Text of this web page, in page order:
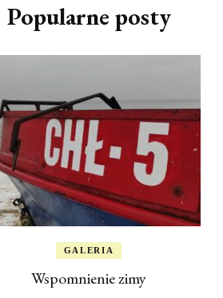
Popularne posty
GALERIA
Wspomnienie zimy